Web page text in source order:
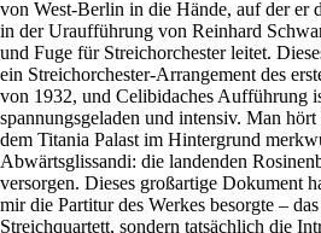
von West-Berlin in die Hände, auf der er
in der Uraufführung von Reinhard
und Fuge für Streichorchester leitet.
ein Streichorchester-Arrangement des
von 1932, und Celibidaches Aufführung
spannungsgeladen und intensiv. Man
dem Titania Palast im Hintergrund
Abwärtsglissandi: die landenden
versorgen. Dieses großartige Dokument
mir die Partitur des Werkes besorgte –
Streichquartett, sondern tatsächlich die